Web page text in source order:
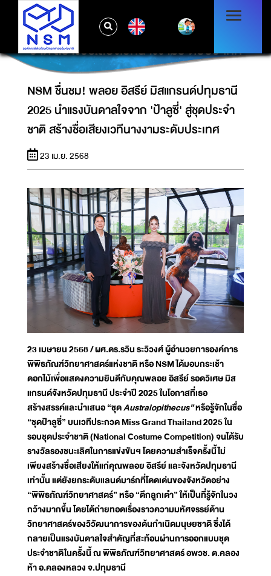
NSM ชื่นชม! พลอย อิสรีย์ มิสแกรนด์ปทุมธานี
2025 นำแรงบันดาลใจจาก 'ป้าลูซี่' สู่ชุดประจำ
ชาติ สร้างชื่อเสียงเวทีนางงามระดับประเทศ
NSM ชื่นชม! พลอย อิสรีย์ มิสแกรนด์ปทุมธานี
2025 นำแรงบันดาลใจจาก 'ป้าลูซี่' สู่ชุดประจำ
ชาติ สร้างชื่อเสียงเวทีนางงามระดับประเทศ
23 เม.ย. 2568
23 เมษายน 2568 / ผศ.ดร.รวิน ระวิวงศ์ ผู้อำนวยการองค์การ
พิพิธภัณฑ์วิทยาศาสตร์แห่งชาติ หรือ NSM ได้มอบกระเช้า
ดอกไม้เพื่อแสดงความยินดีกับคุณพลอย อิสรีย์ รอดวิเศษ มิส
แกรนด์จังหวัดปทุมธานี ประจำปี 2025 ในโอกาสที่เธอ
สร้างสรรค์และนำเสนอ “ชุดAustralopithecus”หรือรู้จักในชื่อ
“ชุดป้าลูซี่” บนเวทีประกวด Miss Grand Thailand 2025 ใน
รอบชุดประจำชาติ (National Costume Competition) จนได้รับ
รางวัลรองชนะเลิศในการแข่งขันฯ โดยความสำเร็จครั้งนี้ไม่
เพียงสร้างชื่อเสียงให้แก่คุณพลอย อิสรีย์ และจังหวัดปทุมธานี
เท่านั้น แต่ยังยกระดับแลนด์มาร์กที่โดดเด่นของจังหวัดอย่าง
“พิพิธภัณฑ์วิทยาศาสตร์” หรือ “ตึกลูกเต๋า” ให้เป็นที่รู้จักในวง
กว้างมากขึ้น โดยได้ถ่ายทอดเรื่องราวความมหัศจรรย์ด้าน
วิทยาศาสตร์ของวิวัฒนาการของต้นกำเนิดมนุษยชาติ ซึ่งได้
กลายเป็นแรงบันดาลใจสำคัญที่สะท้อนผ่านการออกแบบชุด
ประจำชาติในครั้งนี้ ณ พิพิธภัณฑ์วิทยาศาสตร์ อพวช. ต.คลอง
ห้า อ.คลองหลวง จ.ปทุมธานี